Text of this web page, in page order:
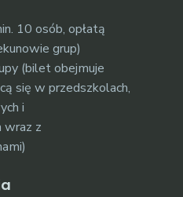
10 osób, opłatą
grup)
(bilet obejmuje
się w przedszkolach,
i
wraz z